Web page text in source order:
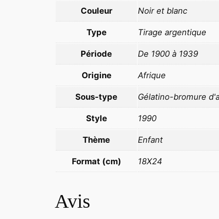
Couleur Noir et blanc
Type Tirage argentique
Période De 1900 à 1939
Origine Afrique
Sous-type Gélatino-bromure
Style 1990
Thème Enfant
Format (cm) 18X24
Avis